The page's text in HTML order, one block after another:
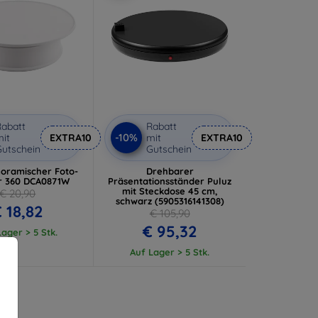
EXTRA10
Foto-
DCA0871W
€ 20,90
18,82
> 5 Stk.
-10%
Rabatt
mit
Gutschein
EXTRA10
Drehbarer
Präsentationsständer Puluz
mit Steckdose 45 cm,
schwarz (5905316141308)
€ 105,90
€ 95,32
Auf Lager > 5 Stk.